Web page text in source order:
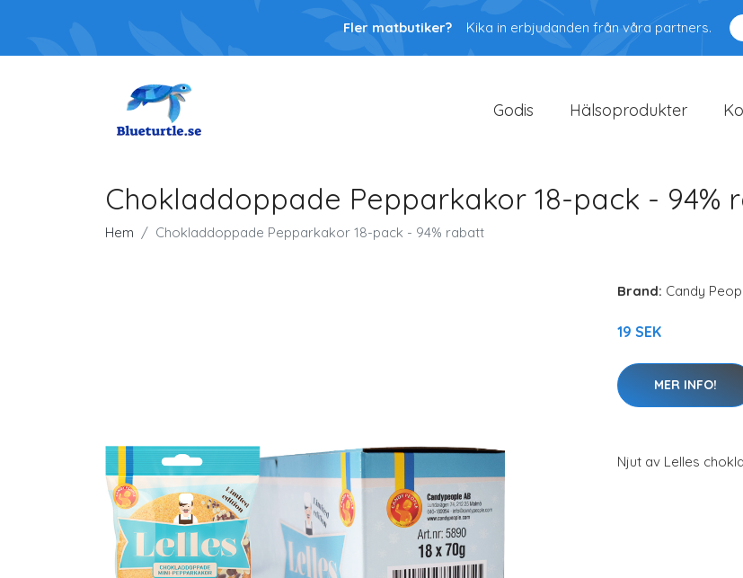
Fler matbutiker? Kika in erbjudanden från våra partners.
Godis Hälsoprodukter
Chokladdoppade Pepparkakor 18-pack - 94%
Hem Chokladdoppade Pepparkakor 18-pack - 94% rabatt
Brand: Candy
19 SEK
MER INFO!
Njut av Lelles